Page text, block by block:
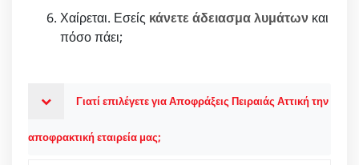
Χαίρεται. Εσείς κάνετε άδειασμα λυμάτων και
πόσο πάει;
Γιατί επιλέγετε για Αποφράξεις Πειραιάς Αττική την
αποφρακτική εταιρεία μας;